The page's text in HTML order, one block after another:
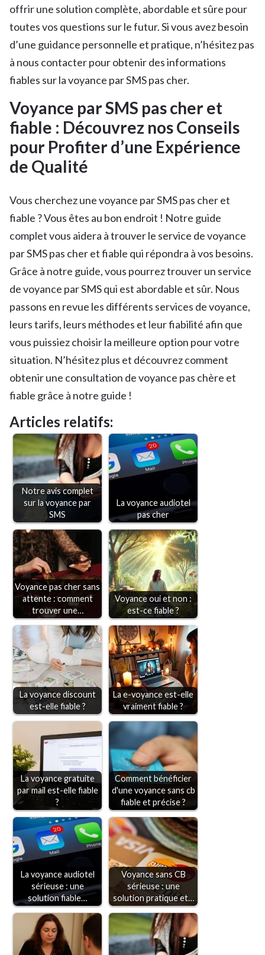
offrir une solution complète, abordable et sûre pour
toutes vos questions sur le futur. Si vous avez besoin
d’une guidance personnelle et pratique, n’hésitez pas
à nous contacter pour obtenir des informations
fiables sur la voyance par SMS pas cher.
Voyance par SMS pas cher et
fiable : Découvrez nos Conseils
pour Profiter d’une Expérience
de Qualité
Vous cherchez une voyance par SMS pas cher et
fiable ? Vous êtes au bon endroit ! Notre guide
complet vous aidera à trouver le service de voyance
par SMS pas cher et fiable qui répondra à vos besoins.
Grâce à notre guide, vous pourrez trouver un service
de voyance par SMS qui est abordable et sûr. Nous
passons en revue les différents services de voyance,
leurs tarifs, leurs méthodes et leur fiabilité afin que
vous puissiez choisir la meilleure option pour votre
situation. N’hésitez plus et découvrez comment
obtenir une consultation de voyance pas chère et
fiable grâce à notre guide !
Articles relatifs:
Notre avis complet
sur la voyance par
SMS
La voyance audiotel
pas cher
Voyance pas cher sans
attente : comment
trouver une…
Voyance oui et non :
est-ce fiable ?
La voyance discount
est-elle fiable ?
La e-voyance est-elle
vraiment fiable ?
La voyance gratuite
par mail est-elle fiable
?
Comment bénéficier
d'une voyance sans cb
fiable et précise ?
La voyance audiotel
sérieuse : une
solution fiable…
Voyance sans CB
sérieuse : une
solution pratique et…